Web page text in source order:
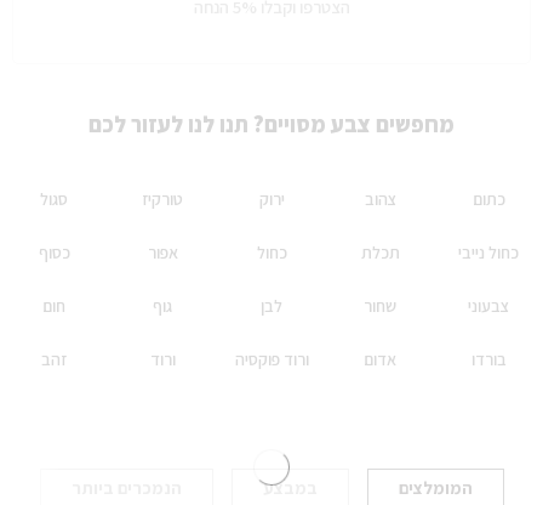
מחפשים צבע מסויים? תנו לנו לעזור לכם
כתום צהוב ירוק טורקיז סגול
כחול נייבי תכלת כחול אפור כסוף
צבעוני שחור לבן גוף חום
בורדו אדום ורוד פוקסיה ורוד זהב
המומלצים במבצע